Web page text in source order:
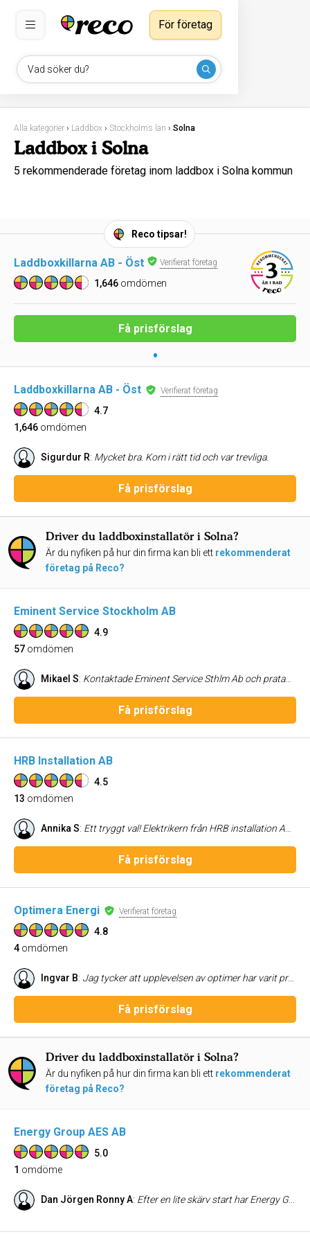
Vad söker du?
För företag
Alla kategorier › Laddbox › Stockholms län › Solna
Laddbox i Solna
5 rekommenderade företag inom laddbox i Solna kommun
Reco tipsar!
Laddboxkillarna AB - Öst Verifierat företag
1,646 omdömen
Få prisförslag
•
Laddboxkillarna AB - Öst Verifierat företag
4.7
1,646 omdömen
Sigurdur R: Mycket bra. Kom i rätt tid och var trevliga.
Få prisförslag
Driver du laddboxinstallatör i Solna?
Är du nyfiken på hur din firma kan bli ett rekommenderat
företag på Reco?
Eminent Service Stockholm AB
4.9
57 omdömen
Mikael S: Kontaktade Eminent Service Sthlm Ab och pratade med Tolga Erdogan om mitt problem. Då det blev en dubbelbokning så avbokade jag ESS då en elektriker fanns i närområdet. Tolga var väldigt proffessionell och besvarade alla mina frågor trots att det var after work hours och gav mig några rådiga tips dessutom. Kan starkt rekommendera Tolga då han är väldigt kunnig och dessutom går way and beyond i sin service till sina kunder. 5+ Med vänlig hälsning, Mikael Süstler
Få prisförslag
HRB Installation AB
4.5
13 omdömen
Annika S: Ett tryggt val! Elektrikern från HRB installation AB var den bästa upplevelsen i mitt projekt - ställde frågor vid oklarheter, kom med förslag på förbättringar och gav ett väldigt kompetent intryck:) Skulle absolut anlita igen. Bygg hanterades av HRB service och det är en annan historia…
Få prisförslag
Optimera Energi Verifierat företag
4.8
4 omdömen
Ingvar B: Jag tycker att upplevelsen av optimer har varit proffsig har fått bra teknisk support
Få prisförslag
Driver du laddboxinstallatör i Solna?
Är du nyfiken på hur din firma kan bli ett rekommenderat
företag på Reco?
Energy Group AES AB
5.0
1 omdöme
Dan Jörgen Ronny A: Efter en lite skärv start har Energy Group Aes AB visat sig verkligen hjälpsamma, både vad gäller att lösa mina problem med batteriet och kringutrustning (som inte de levererat), Kort sagt, de tar ansvar för helheten och är hjälpsamma på alla sätt för att lösa problemet och har till och med utlovat ekonomisk hjälp för att täcka de inkomster jag missar på grund av att batteriet inte kan leverera ström till min elleverantör.